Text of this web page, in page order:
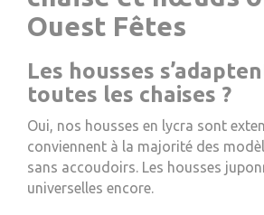
Ouest Fêtes
Les housses
toutes les chaises ?
Oui, nos housses en lycra sont
conviennent à la majorité des
sans accoudoirs. Les housses
universelles encore.